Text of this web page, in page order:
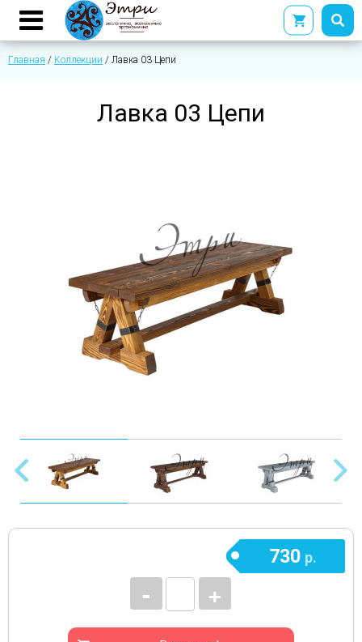
Главная / Коллекции / Лавка 03 Цепи
Лавка 03 Цепи
+
-
730 р.